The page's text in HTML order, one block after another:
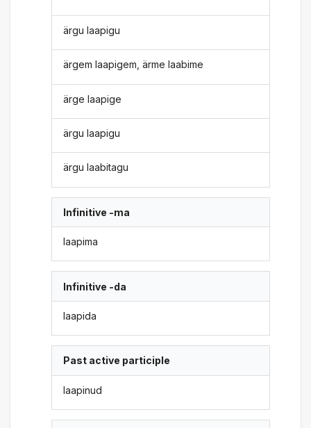
ärgu laapigu
ärgem laapigem, ärme laabime
ärge laapige
ärgu laapigu
ärgu laabitagu
Infinitive -ma
laapima
Infinitive -da
laapida
Past active participle
laapinud